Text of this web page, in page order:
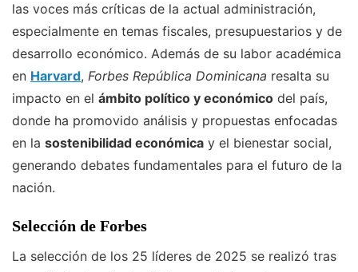
las voces más críticas de la actual administración,
especialmente en temas fiscales, presupuestarios y de
desarrollo económico. Además de su labor académica
en Harvard, Forbes República Dominicana resalta su
impacto en el ámbito político y económico del país,
donde ha promovido análisis y propuestas enfocadas
en la sostenibilidad económica y el bienestar social,
generando debates fundamentales para el futuro de la
nación.
Selección de Forbes
La selección de los 25 líderes de 2025 se realizó tras